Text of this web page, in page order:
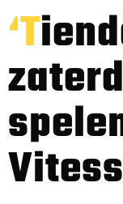
‘Tiendalli kan